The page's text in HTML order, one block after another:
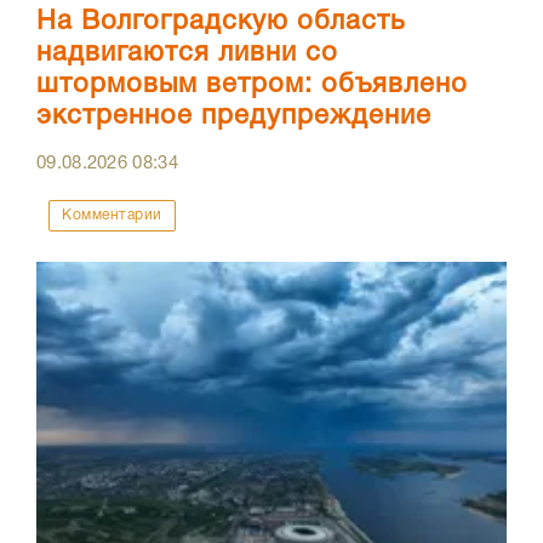
На Волгоградскую область
надвигаются ливни со
штормовым ветром: объявлено
экстренное предупреждение
09.08.202608:34
Комментарии